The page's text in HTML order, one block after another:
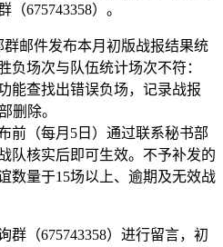
675743358）。
邮件发布本月初版战报结果统
负场次与队伍统计场次不符：
能查找出错误负场，记录战报
删除。
前（每月5日）通过联系秘书部
队核实后即可生效。不予补发的
数量于15场以上、逾期及无效战
群（675743358）进行留言，初